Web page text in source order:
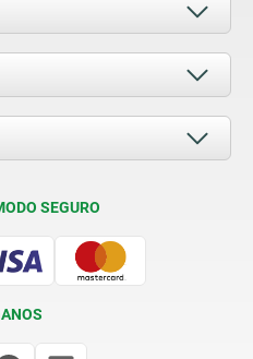
SEGURO